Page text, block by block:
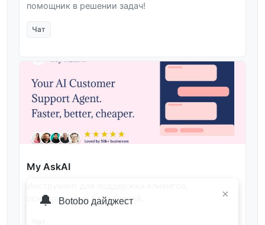
помощник в решении задач!
Чат
My AskAI
основанный на базе знаний.
×
🔔 Botobo дайджест